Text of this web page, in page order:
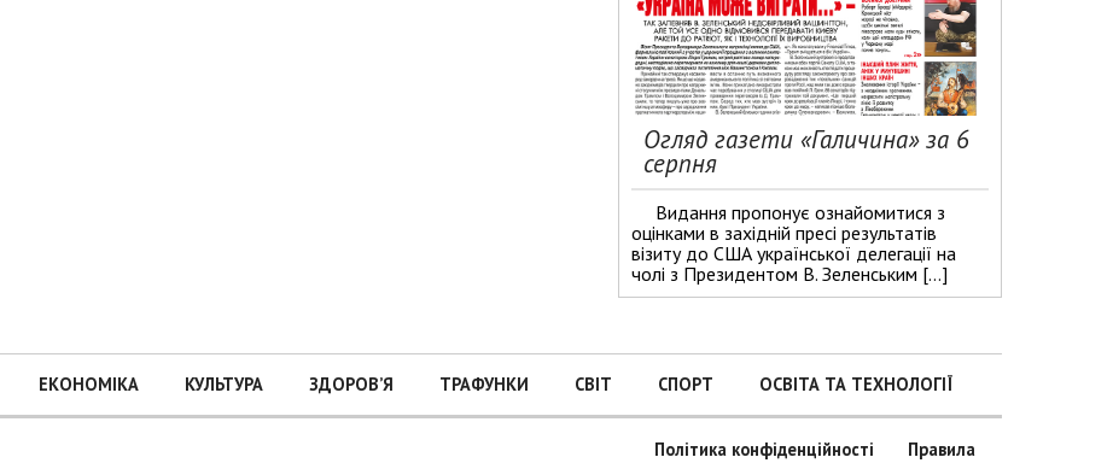
Огляд газети «Галичина» за 6
серпня
Видання пропонує ознайомитися з
оцінками в західній пресі результатів
візиту до США української делегації на
чолі з Президентом В. Зеленським […]
ЕКОНОМІКА КУЛЬТУРА ЗДОРОВ’Я ТРАФУНКИ СВІТ СПОРТ ОСВІТА ТА ТЕХНОЛОГІЇ
Політика конфіденційності Правила